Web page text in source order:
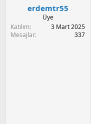
erdemtr55
Üye
Katılım
3 Mart 2025
Mesajlar
337